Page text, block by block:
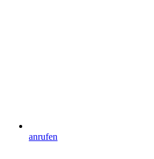
anrufen